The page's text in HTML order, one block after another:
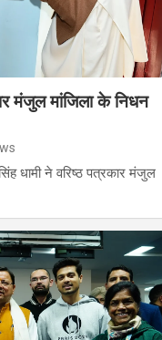
मंजुल मांजिला के निधन
धामी ने वरिष्ठ पत्रकार मंजुल